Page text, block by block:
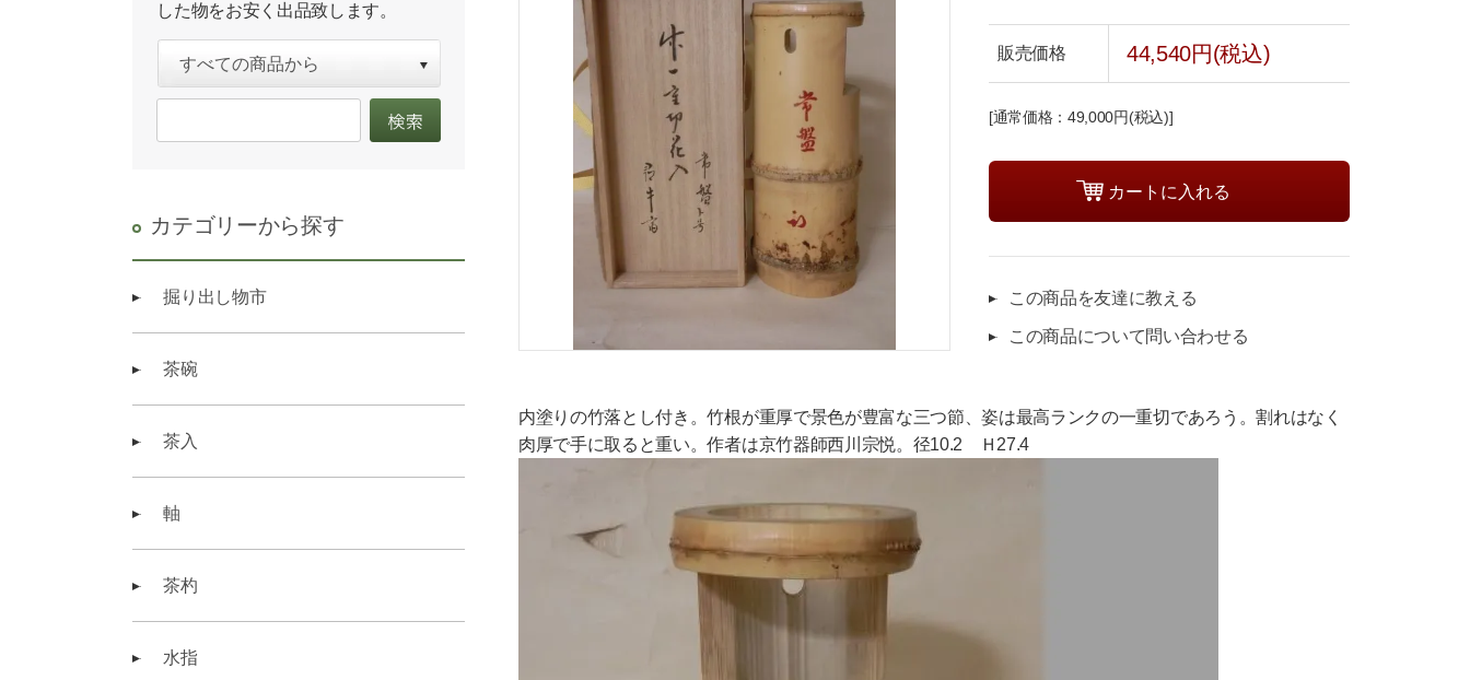
販売価格 44,540円(税込)
[通常価格：49,000円(税込)]
この商品を友達に教える
この商品について問い合わせる
内塗りの竹落とし付き。竹根が重厚で景色が豊富な三つ節、姿は最高ランクの一重切であろう。割れはなく
肉厚で手に取ると重い。作者は京竹器師西川宗悦。径10.2 Ｈ27.4
した物をお安く出品致します。
カテゴリーから探す
掘り出し物市
茶碗
茶入
軸
茶杓
水指